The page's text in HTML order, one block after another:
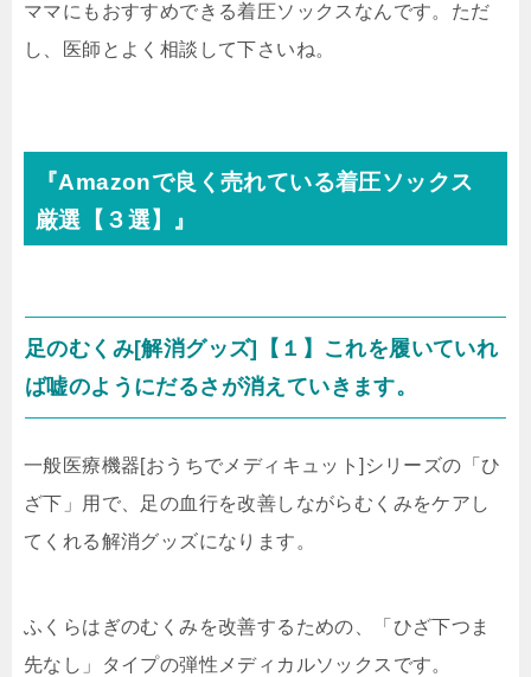
ママにもおすすめできる着圧ソックスなんです。ただ
し、医師とよく相談して下さいね。
『Amazonで良く売れている着圧ソックス
厳選【３選】』
足のむくみ[解消グッズ]【１】これを履いていれ
ば嘘のようにだるさが消えていきます。
一般医療機器[おうちでメディキュット]シリーズの「ひ
ざ下」用で、 足の血行を改善しながらむくみをケアし
てくれる解消グッズになります。
ふくらはぎのむくみを改善するための、「ひざ下つま
先なし」タイプの弾性メディカルソックスです。